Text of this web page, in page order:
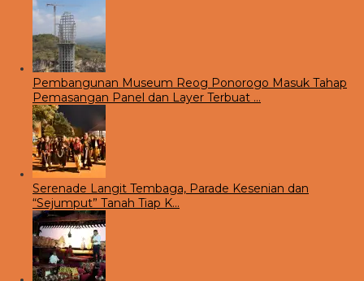
Pembangunan Museum Reog Ponorogo Masuk Tahap
Pemasangan Panel dan Layer Terbuat …
Serenade Langit Tembaga, Parade Kesenian dan
“Sejumput” Tanah Tiap K…